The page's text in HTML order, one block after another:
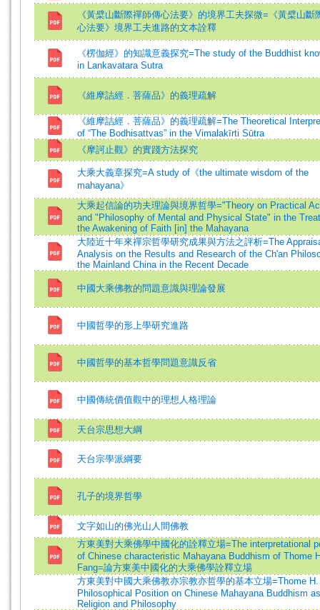
《黃檗山斷際禪師傳心法要》的境界工夫探微=《黃檗山斷
心法要》境界工夫進路的文本詮釋
《楞伽經》的知識意義探究=The study of the Buddhist
in Lankavatara Sutra
《維摩詰經．菩薩品》的義理疏解
《維摩詰經．菩薩品》的義理疏解=The Theoretical
of “The Bodhisattvas” in the Vimalakīrti Sūtra
《摩訶止觀》的實踐方法探究
大乘大義章探究=A study of《the ultimate wisdom of the
mahayana》
大乘起信論的功夫理論與境界哲學="Theory on Practical
and "Philosophy of Mental and Physical State" in the
the Awakening of Faith [in] the Mahayana
大陸近十年來禪宗哲學研究成果與方法之評析=The
Analysis on the Results and Research of the Ch'an
the Mainland China in the Recent Decade
中國大乘佛教的問題意識與理論發展
中國哲學的形上學研究進路
中國哲學的基本哲學問題意識反省
中國傳統價值觀中的理想人格理論
天台宗思想大綱
天台宗學派綱要
孔子的境界哲學
文字如山的佛光山人間佛教
方東美對大乘佛學中國化的詮釋立場=The interpretational
of Chinese characteristic Mahayana Buddhism of Thome
Fang=論方東美中國化的大乘佛學詮釋立場
方東美對中國大乘佛教亦宗教亦哲學的基本立場=Thome
Philosophical Position on Chinese Mahayana Buddhism
Religion and Philosophy